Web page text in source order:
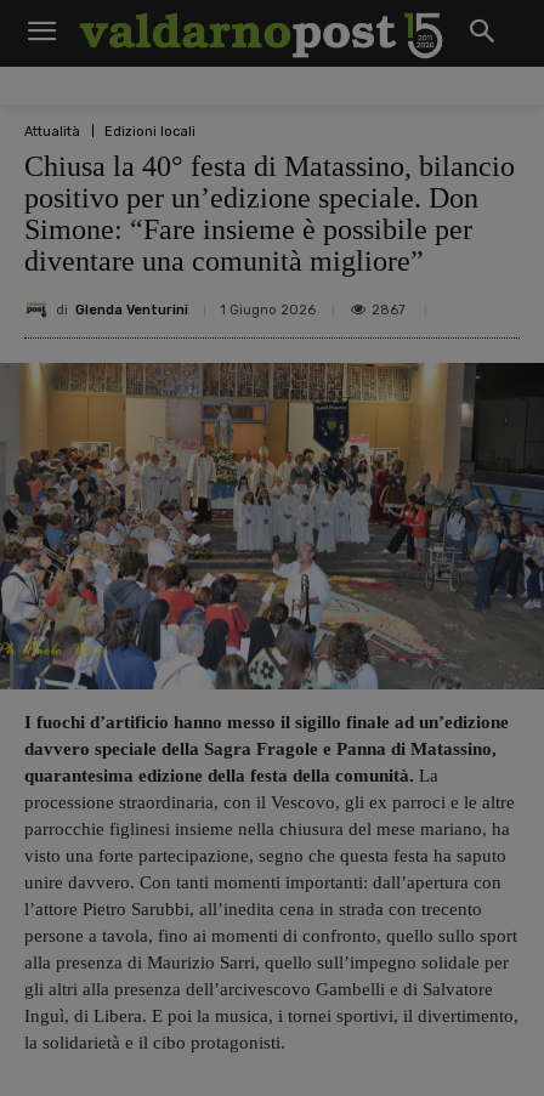
Attualità Edizioni locali
Chiusa la 40° festa di Matassino, bilancio
positivo per un’edizione speciale. Don
Simone: “Fare insieme è possibile per
diventare una comunità migliore”
di Glenda Venturini 1 Giugno 2026 2867
I fuochi d’artificio hanno messo il sigillo finale ad un’edizione
davvero speciale della Sagra Fragole e Panna di Matassino,
quarantesima edizione della festa della comunità. La
processione straordinaria, con il Vescovo, gli ex parroci e le altre
parrocchie figlinesi insieme nella chiusura del mese mariano, ha
visto una forte partecipazione, segno che questa festa ha saputo
unire davvero. Con tanti momenti importanti: dall’apertura con
l’attore Pietro Sarubbi, all’inedita cena in strada con trecento
persone a tavola, fino ai momenti di confronto, quello sullo sport
alla presenza di Maurizio Sarri, quello sull’impegno solidale per
gli altri alla presenza dell’arcivescovo Gambelli e di Salvatore
Inguì, di Libera. E poi la musica, i tornei sportivi, il divertimento,
la solidarietà e il cibo protagonisti.